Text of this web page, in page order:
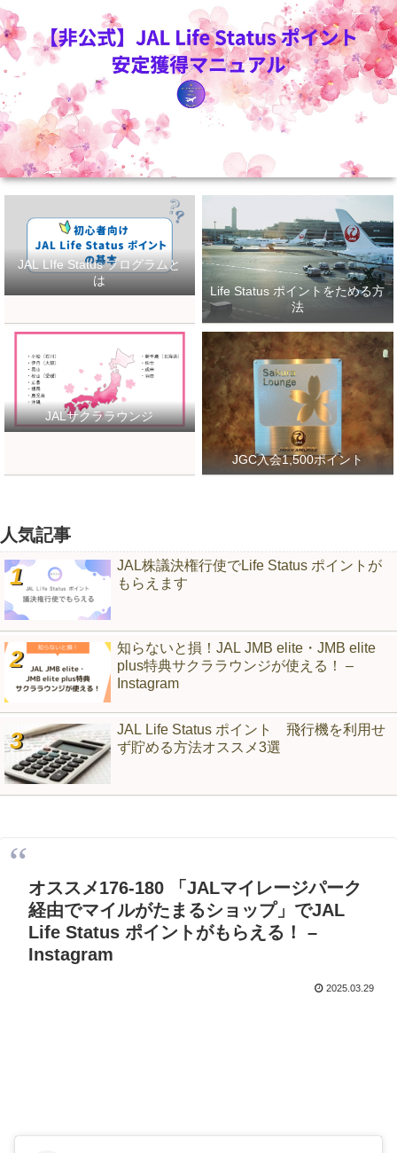
JAL LIfe Status プログラムと
は
Life Status ポイントをためる方
法
JALサクララウンジ
JGC入会1,500ポイント
人気記事
JAL株議決権行使でLife Status ポイントが
もらえます
知らないと損！JAL JMB elite・JMB elite
plus特典サクララウンジが使える！ –
Instagram
JAL Life Status ポイント 飛行機を利用せ
ず貯める方法オススメ3選
オススメ176-180 「JALマイレージパーク
経由でマイルがたまるショップ」でJAL
Life Status ポイントがもらえる！ –
Instagram
2025.03.29